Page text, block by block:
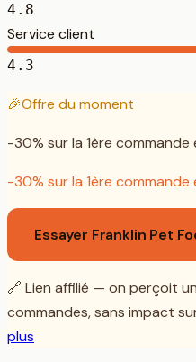
4.8
Service client
4.3
🎉Offre du moment
-30% sur la 1ère
-30% sur la 1ère
Essayer Franklin Pet
🔗 Lien affilié — on perçoit
commandes, sans impact
plus